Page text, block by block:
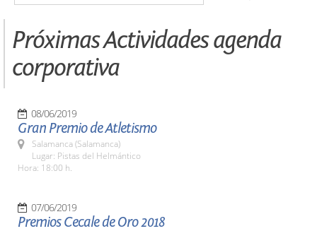
Próximas Actividades agenda
corporativa
08/06/2019
Gran Premio de Atletismo
Salamanca (Salamanca)
Lugar: Pistas del Helmántico
Hora: 18:00 h.
07/06/2019
Premios Cecale de Oro 2018